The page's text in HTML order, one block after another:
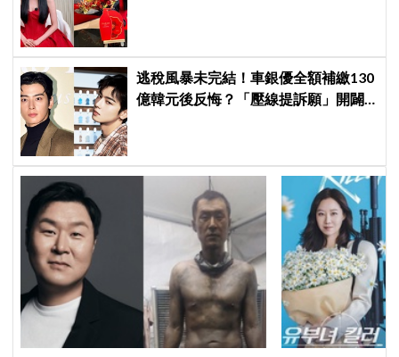
逃稅風暴未完結！車銀優全額補繳130
億韓元後反悔？「壓線提訴願」開闢